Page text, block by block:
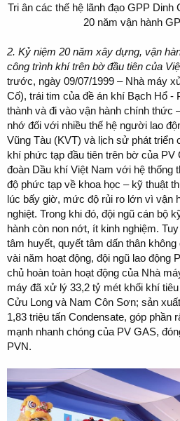
Tri ân các thế hệ lãnh đạo GPP Dinh
20 năm vận hành
2. Kỷ niệm 20 năm xây dựng, vận
công trình khí trên bờ đầu tiên của
trước, ngày 09/07/1999 – Nhà máy
Cố), trái tim của đề án khí Bạch Hổ -
thành và đi vào vận hành chính thức
nhớ đối với nhiều thế hệ người lao
Vũng Tàu (KVT) và lịch sử phát triển
khí phức tạp đầu tiên trên bờ của PV
đoàn Dầu khí Việt Nam với hệ thống
độ phức tạp về khoa học – kỹ thuật
lúc bấy giờ, mức độ rủi ro lớn vì vận
nghiệt. Trong khi đó, đội ngũ cán bộ
hành còn non nớt, ít kinh nghiệm.
tâm huyết, quyết tâm dấn thân
vài năm hoạt động, đội ngũ lao động
chủ hoàn toàn hoạt động của Nhà
máy đã xử lý 33,2 tỷ mét khối khí
Cửu Long và Nam Côn Sơn; sản
1,83 triệu tấn Condensate, góp phần
mạnh nhanh chóng của PV GAS,
PVN.